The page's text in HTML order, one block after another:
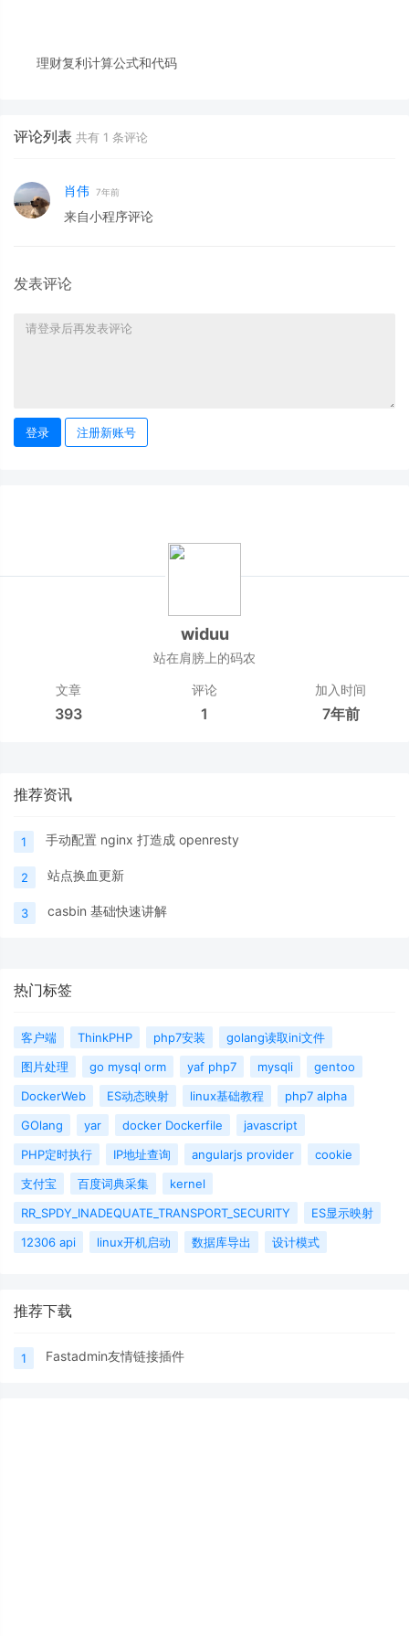
理财复利计算公式和代码
评论列表 共有 1 条评论
肖伟 7年前
来自小程序评论
发表评论
登录 注册新账号
widuu
站在肩膀上的码农
文章
393
评论
1
加入时间
7年前
推荐资讯
1 手动配置 nginx 打造成 openresty
2 站点换血更新
3 casbin 基础快速讲解
热门标签
客户端 ThinkPHP php7安装
golang读取ini文件
图片处理
go mysql orm yaf php7 mysqli
gentoo
DockerWeb
ES动态映射 linux基础教程
php7 alpha
GOlang
yar docker Dockerfile
javascript
PHP定时执行
IP地址查询 angularjs provider
cookie
支付宝
百度词典采集
kernel
RR_SPDY_INADEQUATE_TRANSPORT_SECURITY
ES显示映射
12306 api
linux开机启动 数据库导出 设计模式
推荐下载
1 Fastadmin友情链接插件